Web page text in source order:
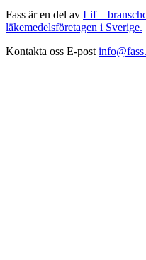
Fass är en del av Lif –
läkemedelsföretagen i Sverige.
Kontakta oss E-post